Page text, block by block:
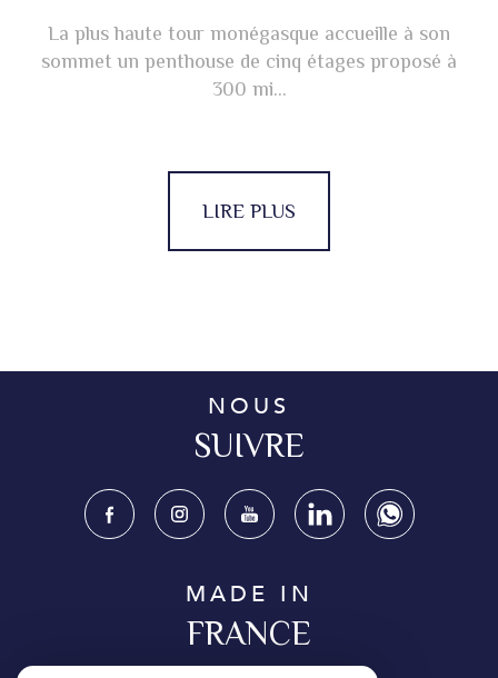
La plus haute tour monégasque accueille à son
sommet un penthouse de cinq étages proposé à
300 mi...
LIRE PLUS
NOUS
SUIVRE
MADE IN
FRANCE